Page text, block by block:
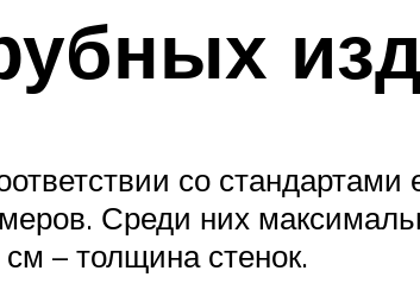
со
Среди них
– толщина стенок.